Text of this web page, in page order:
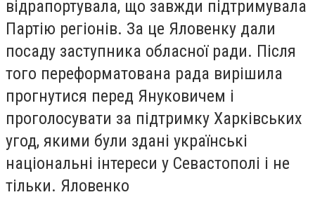
відрапортувала, що завжди підтримувала
Партію регіонів. За це Яловенку дали
посаду заступника обласної ради. Після
того переформатована рада вирішила
прогнутися перед Януковичем і
проголосувати за підтримку Харківських
угод, якими були здані українські
національні інтереси у Севастополі і не
тільки. Яловенко